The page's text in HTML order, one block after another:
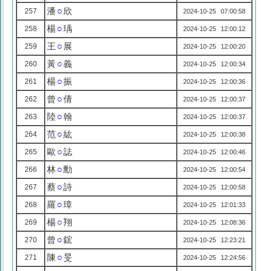
257 潘 ○ 欣 2024-10-25 07:00:58
258 楊○瑀 2024-10-25 12:00:12
259 王 ○ 展 2024-10-25 12:00:20
260 黃○義 2024-10-25 12:00:34
261 楊○振 2024-10-25 12:00:36
262 曾 ○倩 2024-10-25 12:00:37
263 陸○翰 2024-10-25 12:00:37
264 范○紘 2024-10-25 12:00:38
265 歐 ○誌 2024-10-25 12:00:46
266 林○勳 2024-10-25 12:00:54
267 蔡○詩 2024-10-25 12:00:58
268 羅 ○璋 2024-10-25 12:01:33
269 楊○翔 2024-10-25 12:08:36
270 曾 ○鋐 2024-10-25 12:23:21
271 陳 ○旻 2024-10-25 12:24:56